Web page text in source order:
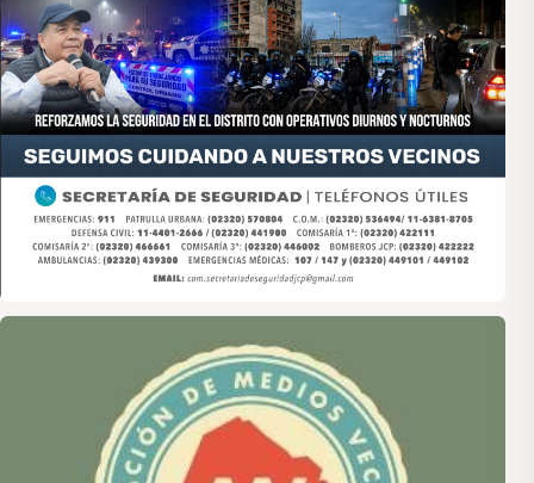
Asociación de Medios Vecinales